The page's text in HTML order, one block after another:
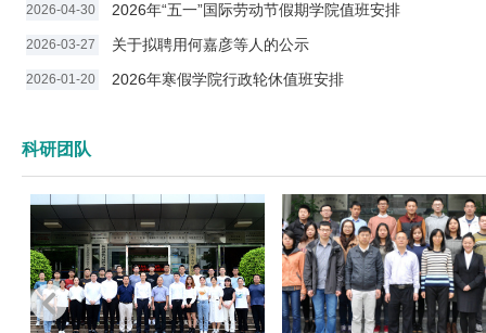
2026-04-30 2026年“五一”国际劳动节假期学院值班安排
2026-03-27 关于拟聘用何嘉彦等人的公示
2026-01-20 2026年寒假学院行政轮休值班安排
科研团队